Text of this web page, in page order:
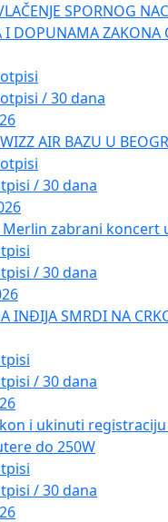
SPORNOG
DOPUNAMA ZAKONA
/ 30 dana
AIR BAZU U
/ 30 dana
Merlin zabrani koncert
/ 30 dana
INĐIJA SMRDI NA
/ 30 dana
i ukinuti
do 250W
/ 30 dana